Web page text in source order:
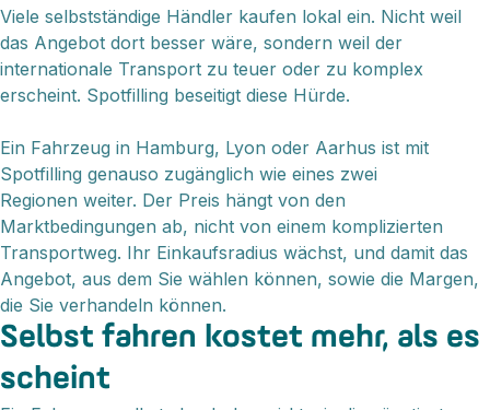
Viele selbstständige Händler kaufen lokal ein. Nicht weil
das Angebot dort besser wäre, sondern weil der
internationale Transport zu teuer oder zu komplex
erscheint. Spotfilling beseitigt diese Hürde.
Ein Fahrzeug in Hamburg, Lyon oder Aarhus ist mit
Spotfilling genauso zugänglich wie eines zwei
Regionen weiter. Der Preis hängt von den
Marktbedingungen ab, nicht von einem komplizierten
Transportweg. Ihr Einkaufsradius wächst, und damit das
Angebot, aus dem Sie wählen können, sowie die Margen,
die Sie verhandeln können.
Selbst fahren kostet mehr, als es
scheint